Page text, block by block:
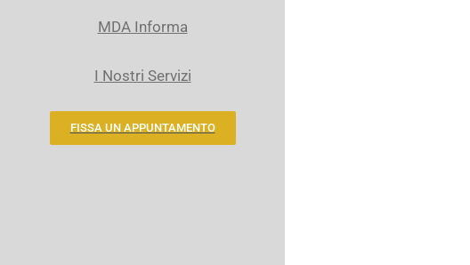
MDA Informa
I Nostri Servizi
FISSA UN APPUNTAMENTO